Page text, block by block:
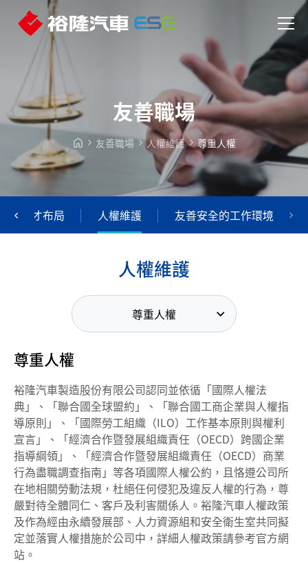
友善職場
友善職場 人權維護 尊重人權
元人才布局 人權維護 友善安全的工作環境
人權維護
尊重人權
尊重人權
裕隆汽車製造股份有限公司認同並依循「國際人權法
典」、「聯合國全球盟約」、「聯合國工商企業與人權指
導原則」、「國際勞工組織（ILO）工作基本原則與權利
宣言」、「經濟合作暨發展組織責任（OECD）跨國企業
指導綱領」、「經濟合作暨發展組織責任（OECD）商業
行為盡職調查指南」等各項國際人權公約，且恪遵公司所
在地相關勞動法規，杜絕任何侵犯及違反人權的行為，尊
嚴對待全體同仁、客戶及利害關係人。裕隆汽車人權政策
及作為經由永續發展部、人力資源組和安全衛生室共同擬
定並落實人權措施於公司中，詳細人權政策請參考官方網
站。